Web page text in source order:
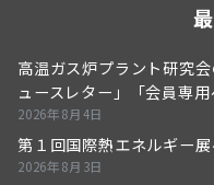
高温ガス炉プラント研究
ュースレター」「会員専
2026年8月4日
第１回国際熱エネルギー
2026年8月3日